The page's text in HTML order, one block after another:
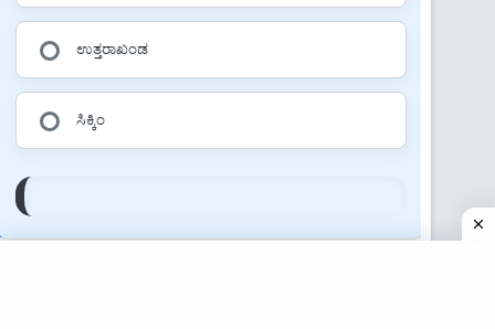
ಉತ್ತರಾಖಂಡ
ಸಿಕ್ಕಿಂ